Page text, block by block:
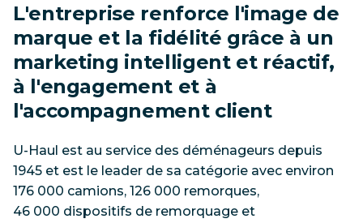
L'entreprise renforce l'image de
marque et la fidélité grâce à un
marketing intelligent et réactif,
à l'engagement et à
l'accompagnement client
U-Haul est au service des déménageurs depuis
1945 et est le leader de sa catégorie avec environ
176 000 camions, 126 000 remorques,
46 000 dispositifs de remorquage et